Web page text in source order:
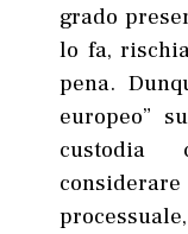
grado
lo fa,
pena.
europeo”
custodia